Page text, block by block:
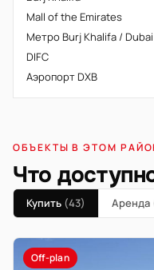
Mall of the Emirates
Метро Burj Khalifa /
DIFC
Аэропорт DXB
ОБЪЕКТЫ В ЭТОМ
Что
Купить (43) Аренда
Off-plan